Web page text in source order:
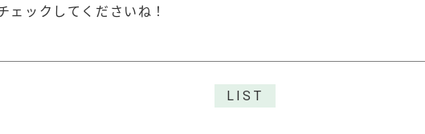
ェックしてくださいね！
LIST